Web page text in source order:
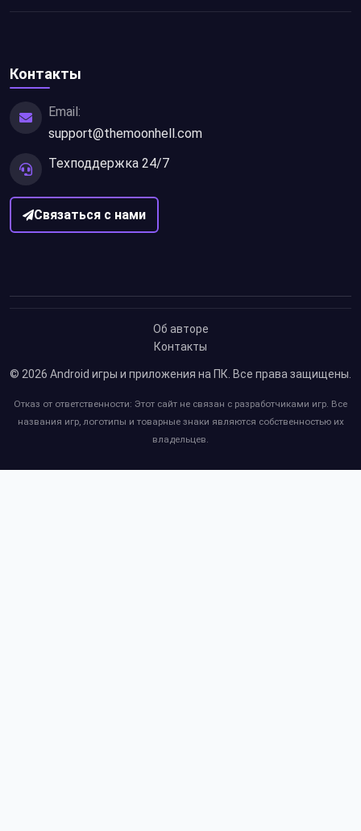
Контакты
Email:
support@themoonhell.com
Техподдержка 24/7
Связаться с нами
Об авторе
Контакты
© 2026 Android игры и приложения на ПК. Все права защищены.
Отказ от ответственности: Этот сайт не связан с разработчиками игр. Все
названия игр, логотипы и товарные знаки являются собственностью их
владельцев.